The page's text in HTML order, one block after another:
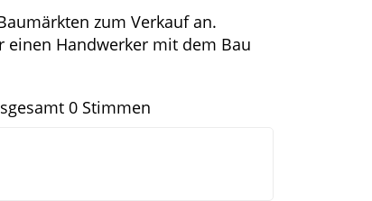
zum Verkauf an.
Handwerker mit dem Bau
0 Stimmen